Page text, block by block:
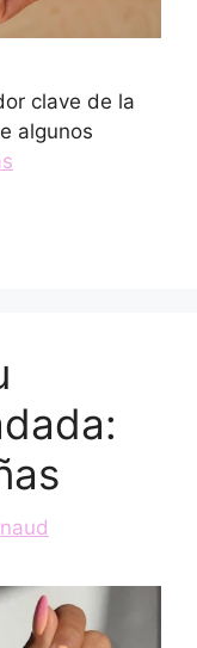
clave de la
algunos